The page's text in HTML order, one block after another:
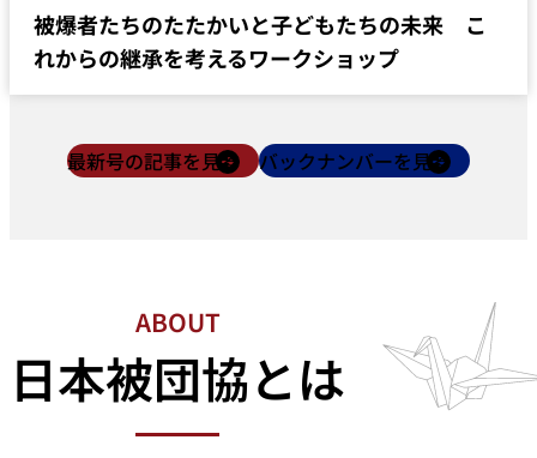
被爆者たちのたたかいと子どもたちの未来 こ
れからの継承を考えるワークショップ
最新号の記事を見る バックナンバーを見る
ABOUT
日本被団協とは